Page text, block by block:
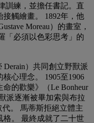
訓練，並擔任書記。直
觸繪畫。 1892年，他
Moreau）的畫室，
「必須以色彩思考」的
Derain）共同創立野獸派
心理念。 1905至1906
的歡樂》（Le Bonheur
派逐漸被畢加索與布拉
代。 馬蒂斯拒絕立體主
格。 最終成就了二十世